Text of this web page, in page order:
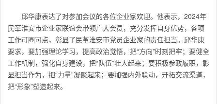
邱华康表达了对参加会议的各位企业家欢迎。他表示，2024年
民革淮安市企业家联谊会带领广大会员，充分发挥自身优势，各项
工作可圈可点，彰显了民革淮安市党员企业家的责任担当。邱华康
要求，要加强理论学习，提高政治觉悟，把“方向”时刻把牢；要健全
工作机制，强化自身建设，把“队伍”壮大起来；要积极参政履职，彰
显担当作为，把“力量”凝聚起来；要加强内外联动，开拓交流渠道，
把“形象”塑造起来。